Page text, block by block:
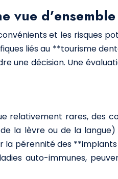
vue d’ensemble
et les risques
liés au **tourisme
une décision. Une
relativement rares, des
la lèvre ou de la
la pérennité des
auto-immunes,